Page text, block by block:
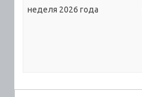
неделя 2026 года